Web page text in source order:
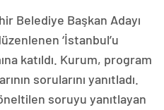
Belediye Başkan Adayı
‘İstanbul’u
katıldı. Kurum, program
sorularını yanıtladı.
soruyu yanıtlayan